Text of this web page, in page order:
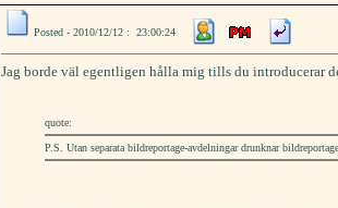
Posted - 2010/12/12 : 23:00:24
Jag borde väl egentligen hålla mig tills du introducerar
quote:
P.S. Utan separata bildreportage-avdelningar drunknar